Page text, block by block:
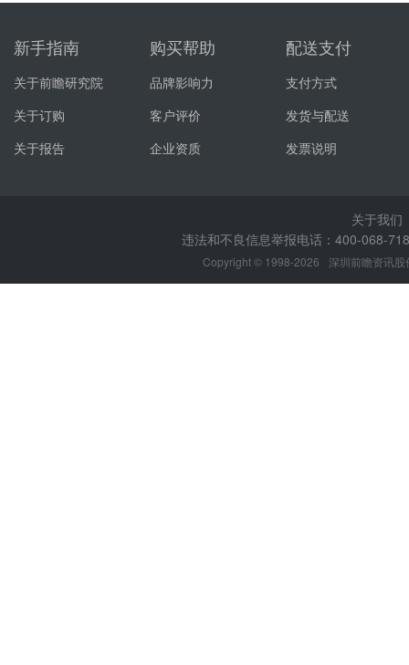
新手指南
关于前瞻研究院
关于订购
关于报告
购买帮助
品牌影响力
客户评价
企业资质
配送支付
支付方式
发货与配送
发票说明
关于我们
违法和不良信息举报电话：400-068-
Copyright © 1998-2026 深圳前瞻资讯股